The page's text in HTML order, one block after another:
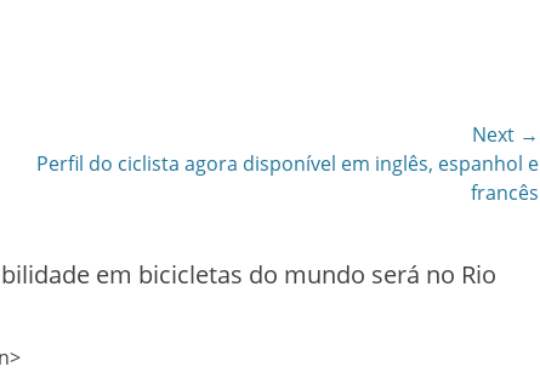
Next →
Next
Perfil do ciclista agora disponível em inglês, espanhol e
francês
em bicicletas do mundo será no Rio